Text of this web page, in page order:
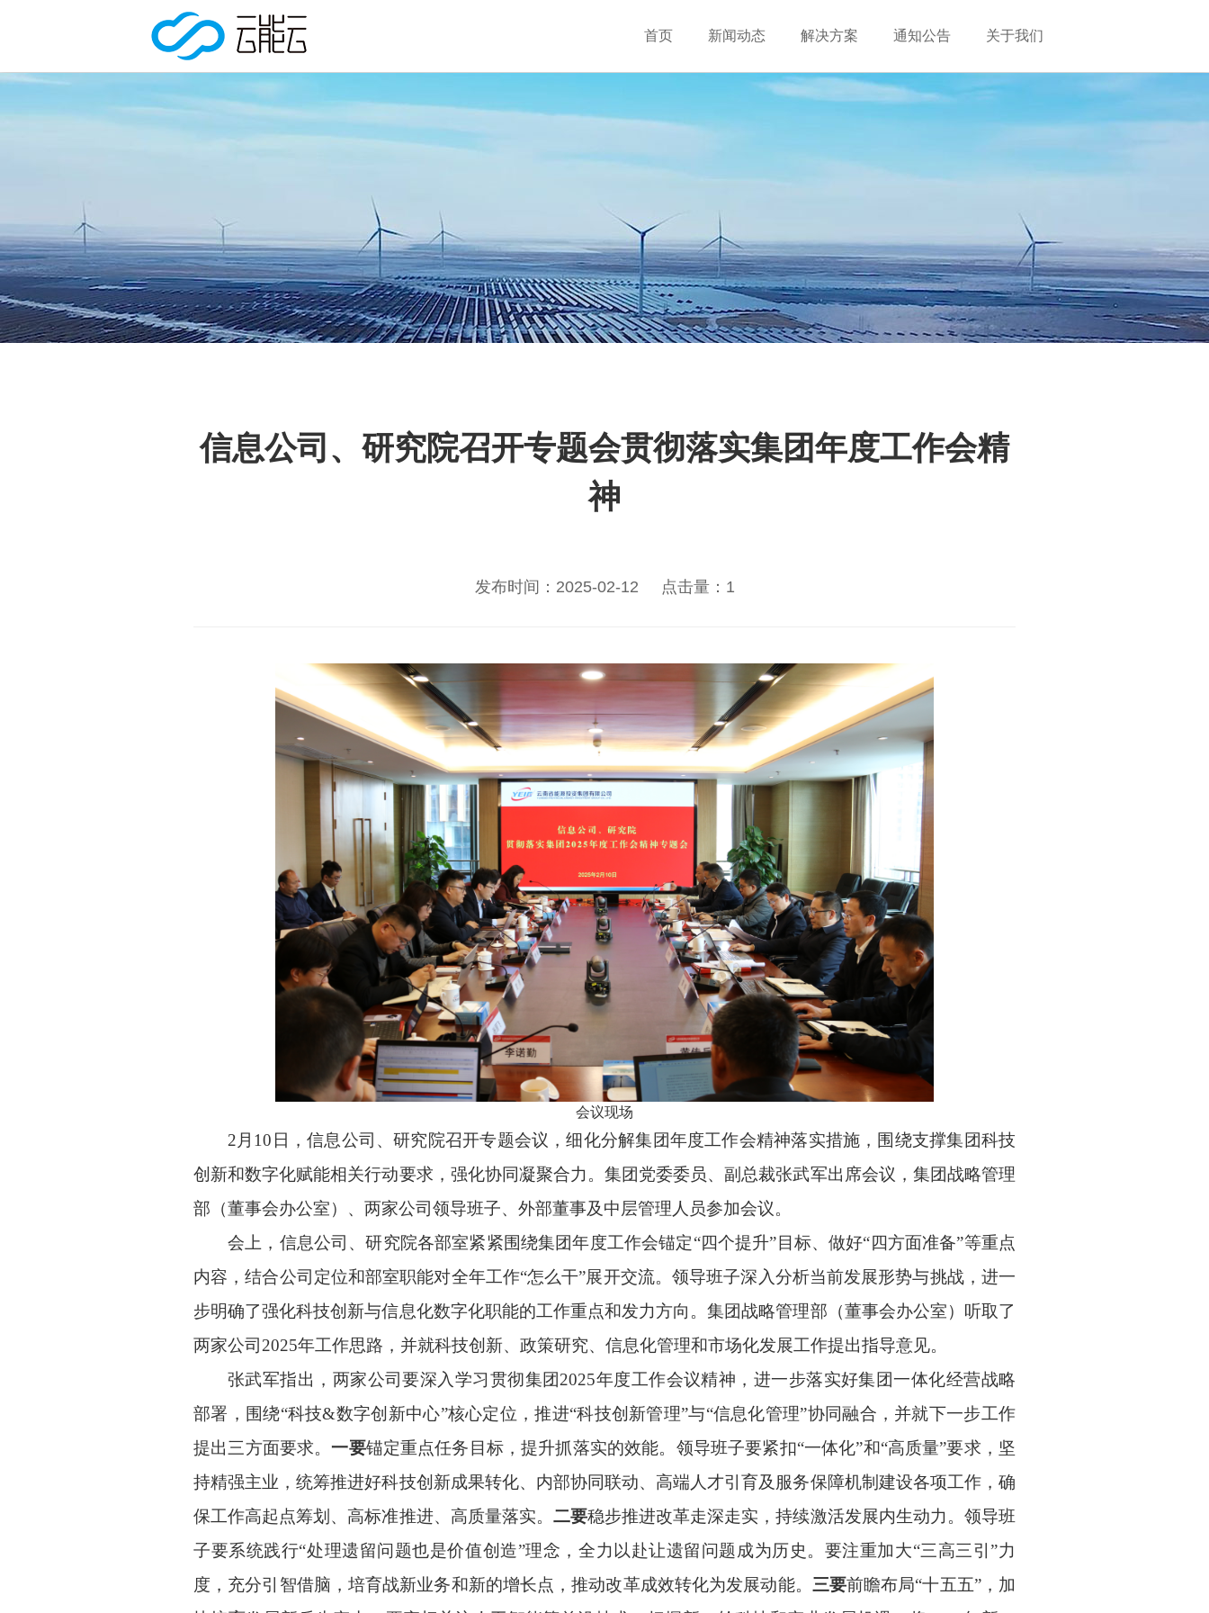
首页 新闻动态 解决方案 通知公告 关于我们
信息公司、研究院召开专题会贯彻落实集团年度工作会精
神
发布时间：2025-02-12 点击量：1
会议现场
2月10日，信息公司、研究院召开专题会议，细化分解集团年度工作会精神落实措施，围绕支撑集团科技
创新和数字化赋能相关行动要求，强化协同凝聚合力。集团党委委员、副总裁张武军出席会议，集团战略管理
部（董事会办公室）、两家公司领导班子、外部董事及中层管理人员参加会议。
会上，信息公司、研究院各部室紧紧围绕集团年度工作会锚定“四个提升”目标、做好“四方面准备”等重点
内容，结合公司定位和部室职能对全年工作“怎么干”展开交流。领导班子深入分析当前发展形势与挑战，进一
步明确了强化科技创新与信息化数字化职能的工作重点和发力方向。集团战略管理部（董事会办公室）听取了
两家公司2025年工作思路，并就科技创新、政策研究、信息化管理和市场化发展工作提出指导意见。
张武军指出，两家公司要深入学习贯彻集团2025年度工作会议精神，进一步落实好集团一体化经营战略
部署，围绕“科技&数字创新中心”核心定位，推进“科技创新管理”与“信息化管理”协同融合，并就下一步工作
提出三方面要求。一要锚定重点任务目标，提升抓落实的效能。领导班子要紧扣“一体化”和“高质量”要求，坚
持精强主业，统筹推进好科技创新成果转化、内部协同联动、高端人才引育及服务保障机制建设各项工作，确
保工作高起点筹划、高标准推进、高质量落实。 二要稳步推进改革走深走实，持续激活发展内生动力。领导班
子要系统践行“处理遗留问题也是价值创造”理念，全力以赴让遗留问题成为历史。要注重加大“三高三引”力
度，充分引智借脑，培育战新业务和新的增长点，推动改革成效转化为发展动能。 三要前瞻布局“十五五”，加